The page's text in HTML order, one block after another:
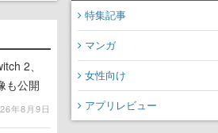
2、
も公開
年8月9日
特集記事
マンガ
女性向け
アプリレビュー